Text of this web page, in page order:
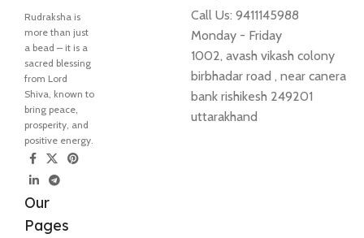
Rudraksha is
more than just
a bead – it is a
sacred blessing
from Lord
Shiva, known to
bring peace,
prosperity, and
positive energy.
Our
Pages
Call Us: 9411145988
Monday - Friday
1002, avash vikash colony
birbhadar road , near canera
bank rishikesh 249201
uttarakhand